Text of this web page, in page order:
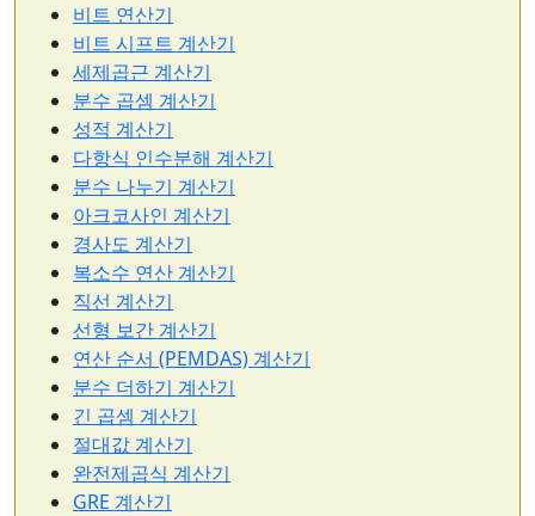
비트 연산기
비트 시프트 계산기
세제곱근 계산기
분수 곱셈 계산기
성적 계산기
다항식 인수분해 계산기
분수 나누기 계산기
아크코사인 계산기
경사도 계산기
복소수 연산 계산기
직선 계산기
선형 보간 계산기
연산 순서 (PEMDAS) 계산기
분수 더하기 계산기
긴 곱셈 계산기
절대값 계산기
완전제곱식 계산기
GRE 계산기